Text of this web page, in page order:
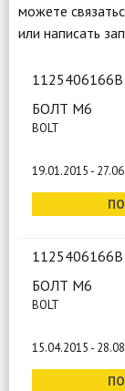
можете
или написать
1125406166B
БОЛТ М6
BOLT
19.01.2015 -
1125406166B
БОЛТ М6
BOLT
15.04.2015 -